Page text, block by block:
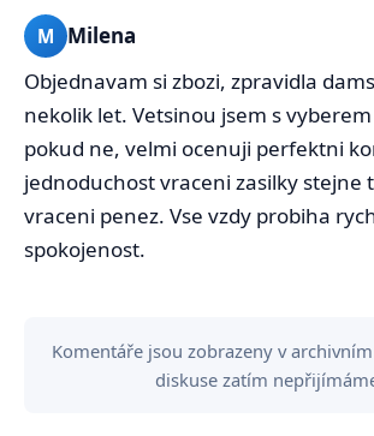
M Milena
Objednavam si zbozi, zpravidla
nekolik let. Vetsinou jsem s
pokud ne, velmi ocenuji perfektni
jednoduchost vraceni zasilky stejne
vraceni penez. Vse vzdy probiha
spokojenost.
Komentáře jsou zobrazeny v
diskuse zatím